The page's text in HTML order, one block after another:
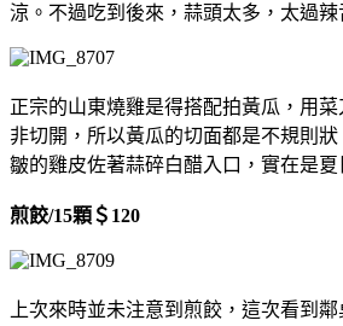
涼。不過吃到後來，蒜頭太多，太過辣
正宗的山東燒雞是得搭配拍黃瓜，用
非切開，所以黃瓜的切面都是不規則
皺的雞皮佐著蒜碎白醋入口，實在是夏
煎餃/15顆＄120
上次來時並未注意到煎餃，這次看到